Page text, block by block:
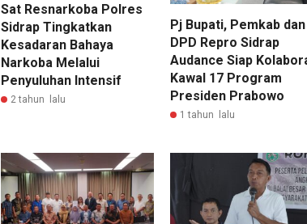
Sat Resnarkoba Polres
Sidrap Tingkatkan
Kesadaran Bahaya
Narkoba Melalui
Penyuluhan Intensif
2 tahun lalu
Pj Bupati, Pemkab dan
DPD Repro Sidrap
Audance Siap
Kawal 17 Program
Presiden Prabowo
1 tahun lalu